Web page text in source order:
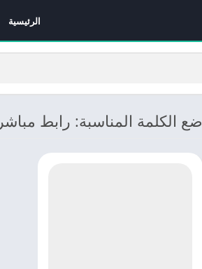
الرئيسية
ضع الكلمة المناسبة: رابط مباشر Enscape